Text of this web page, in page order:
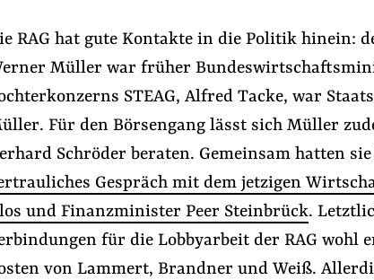
#Aus der Lobbywelt #Handelspolitik
Folge Uns
FacebookMastodon
BlueskyInstagram
Youtube
RAG hat gute Kontakte in die Politik hinein:
Müller war früher
STEAG, Alfred Tacke, war
Für den Börsengang lässt sich Müller
Schröder beraten. Gemeinsam hatten
Gespräch mit dem jetzigen
und Finanzminister Peer Steinbrück.
für die Lobbyarbeit der RAG wohl
von Lammert, Brandner und Weiß.